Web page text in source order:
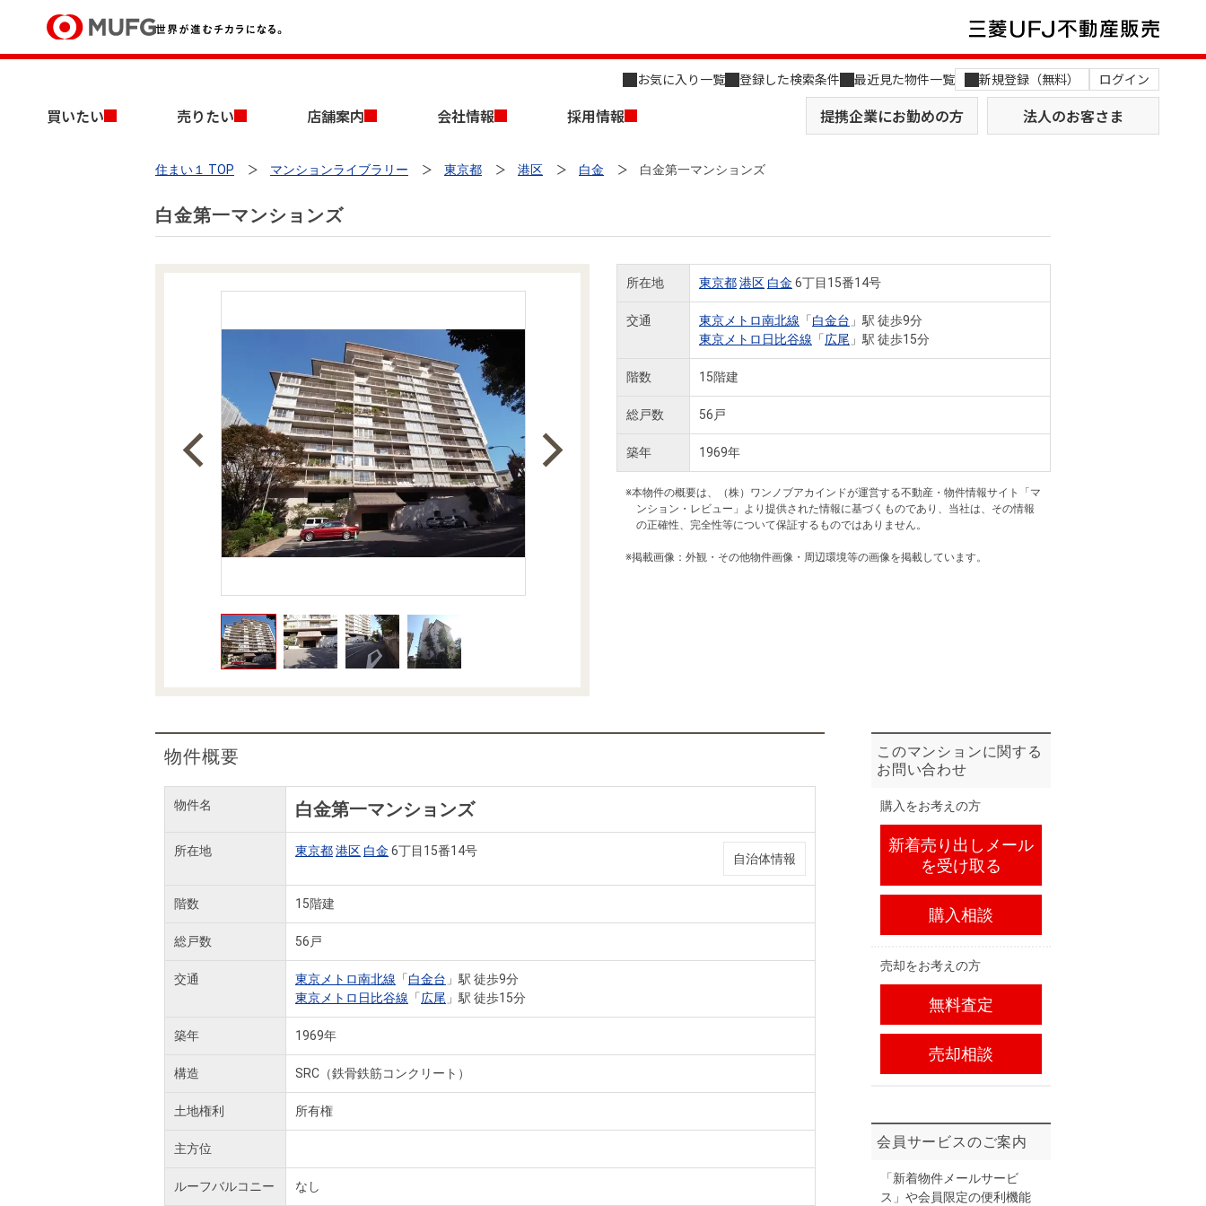
お気に入り一覧 登録した検索条件 最近見た物件一覧 新規登録（無料） ログイン
買いたい 売りたい 店舗案内 会社情報 採用情報 提携企業にお勤めの方 法人のお客さま
買いたいTOP
新築・中古一戸建てを探す 土地を探す
事業用物件を探す
住宅ローンシミュレーション 住まい1プラス（お役立ちコラム）
住まいと暮らしの税金の本（電子ブック） 購入ガイド
売りたいTOP
AI不動産査定
売却時手取り金額試算
周辺相場検索 住まい1プラス（お役立ちコラム）
住まいと暮らしの税金の本（電子ブック） 売却ガイド
店舗案内TOP
店舗のご案内（首都圏） 店舗のご案内（名古屋） 店舗のご案内（関西）
会社情報TOP
会社概要 MUFG Way
組織図 役員一覧
本社地図
会社案内（電子ブック版）
採用情報TOP
キャリア採用情報
売りたい
住まい１ TOP マンションライブラリー 東京都 港区 白金 白金第一マンションズ
白金第一マンションズ
所在地 東京都港区 白金 6丁目15番14号
交通 東京メトロ南北線 「白金台 」駅 徒歩9分
東京メトロ日比谷線 「広尾 」駅 徒歩15分
階数 15階建
総戸数 56戸
築年 1969年
※本物件の概要は、（株）ワンノブアカインドが運営する不動産・物件情報サイト「マ
ンション・レビュー」より提供された情報に基づくものであり、当社は、その情報
の正確性、完全性等について保証するものではありません。
※掲載画像：外観・その他物件画像・周辺環境等の画像を掲載しています。
物件概要
物件名 白金第一マンションズ
所在地 東京都港区 白金 6丁目15番14号
自治体情報
階数 15階建
総戸数 56戸
交通 東京メトロ南北線 「白金台 」駅 徒歩9分
東京メトロ日比谷線 「広尾 」駅 徒歩15分
築年 1969年
構造 SRC（鉄骨鉄筋コンクリート）
土地権利 所有権
主方位
ルーフバルコニー なし
このマンションに関する
お問い合わせ
購入をお考えの方
新着売り出しメール
を受け取る
購入相談
売却をお考えの方
無料査定
売却相談
会員サービスのご案内
「新着物件メールサービ
ス」や会員限定の便利機能